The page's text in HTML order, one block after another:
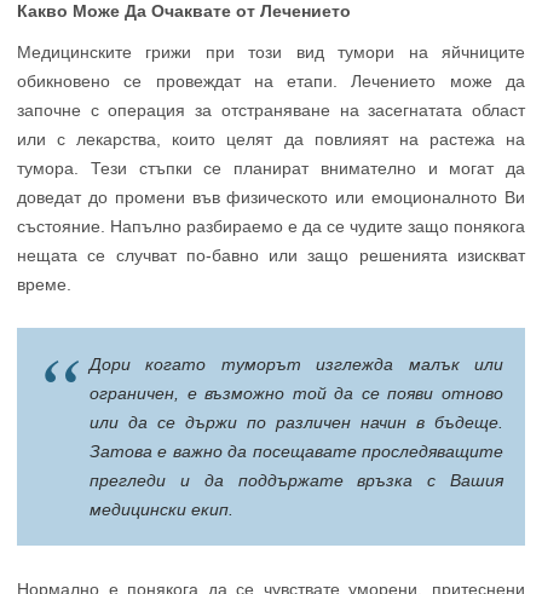
Какво Може Да Очаквате от Лечението
Медицинските грижи при този вид тумори на яйчниците
обикновено се провеждат на етапи. Лечението може да
започне с операция за отстраняване на засегнатата област
или с лекарства, които целят да повлияят на растежа на
тумора. Тези стъпки се планират внимателно и могат да
доведат до промени във физическото или емоционалното Ви
състояние. Напълно разбираемо е да се чудите защо понякога
нещата се случват по-бавно или защо решенията изискват
време.
Дори когато туморът изглежда малък или
ограничен, е възможно той да се появи отново
или да се държи по различен начин в бъдеще.
Затова е важно да посещавате проследяващите
прегледи и да поддържате връзка с Вашия
медицински екип.
Нормално е понякога да се чувствате уморени, притеснени